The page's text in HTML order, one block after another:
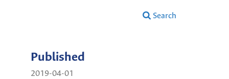
Search
Published
2019-04-01